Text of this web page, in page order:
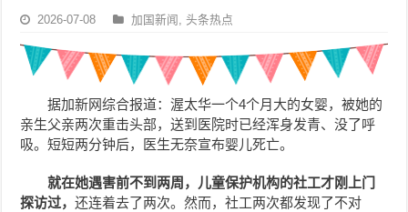
2026-07-08 加国新闻 ,头条热点
据加新网综合报道：渥太华一个4个月大的女婴，被她的
亲生父亲两次重击头部，送到医院时已经浑身发青、没了呼
吸。短短两分钟后，医生无奈宣布婴儿死亡。
就在她遇害前不到两周，儿童保护机构的社工才刚上门
探访过，还连着去了两次。然而，社工两次都发现了不对